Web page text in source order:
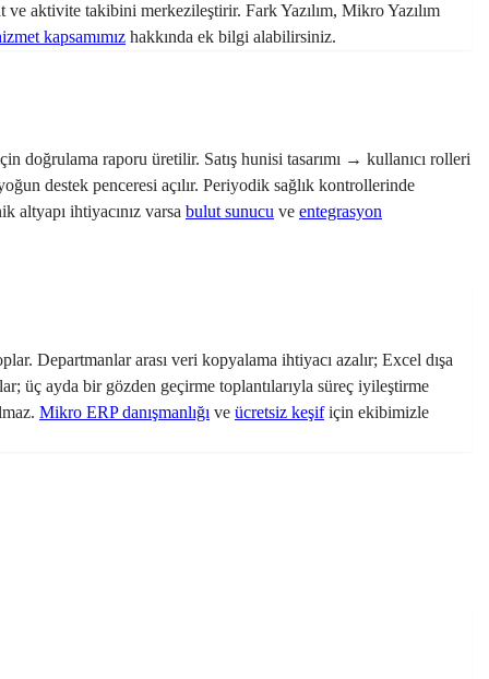
aktivite takibini merkezileştirir. Fark Yazılım, Mikro Yazılım
kapsamımız hakkında ek bilgi alabilirsiniz.
doğrulama raporu üretilir. Satış hunisi tasarımı → kullanıcı rolleri
destek penceresi açılır. Periyodik sağlık kontrollerinde
altyapı ihtiyacınız varsa bulut sunucu ve entegrasyon
Departmanlar arası veri kopyalama ihtiyacı azalır; Excel dışa
üç ayda bir gözden geçirme toplantılarıyla süreç iyileştirme
Mikro ERP danışmanlığı ve ücretsiz keşifiçin ekibimizle